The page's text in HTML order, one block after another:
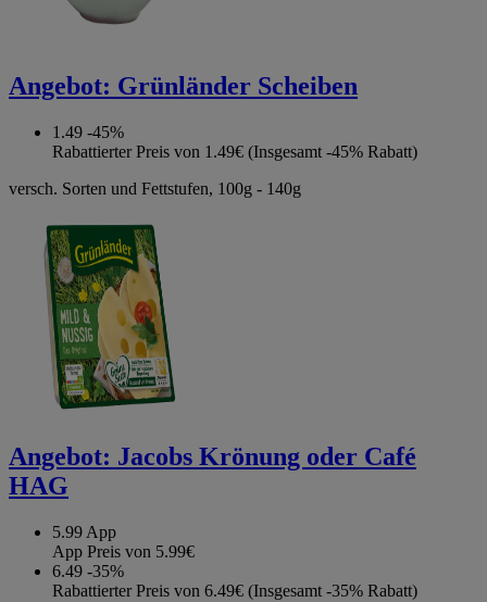
Angebot: Grünländer Scheiben
1.49 -45%
Rabattierter Preis von 1.49€ (Insgesamt -45% Rabatt)
versch. Sorten und Fettstufen, 100g - 140g
Angebot: Jacobs Krönung oder Café
HAG
5.99 App
App Preis von 5.99€
6.49 -35%
Rabattierter Preis von 6.49€ (Insgesamt -35% Rabatt)